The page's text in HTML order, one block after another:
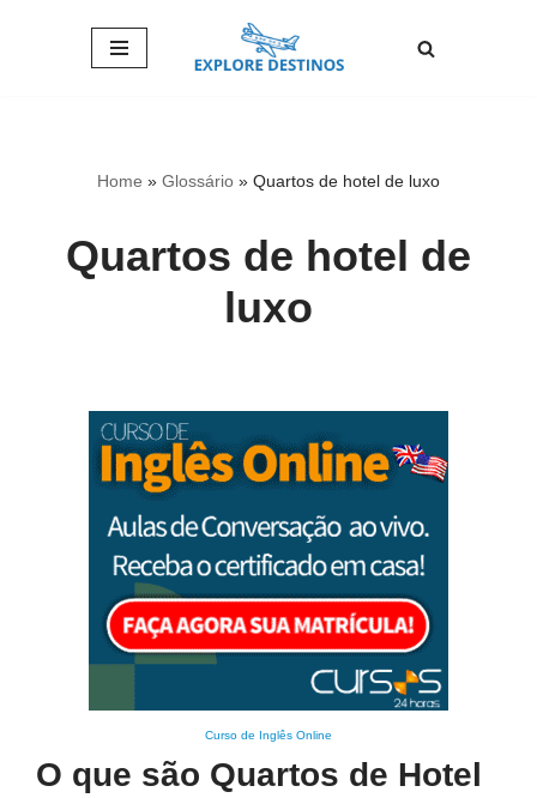
Home » Glossário » Quartos de hotel de luxo
Quartos de hotel de
luxo
Curso de Inglês Online
O que são Quartos de Hotel